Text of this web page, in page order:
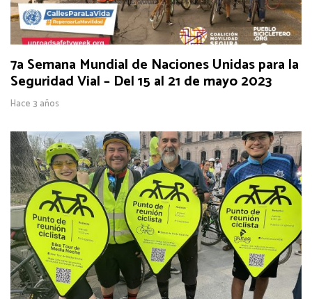
7a Semana Mundial de Naciones Unidas para la
Seguridad Vial – Del 15 al 21 de mayo 2023
Hace 3 años